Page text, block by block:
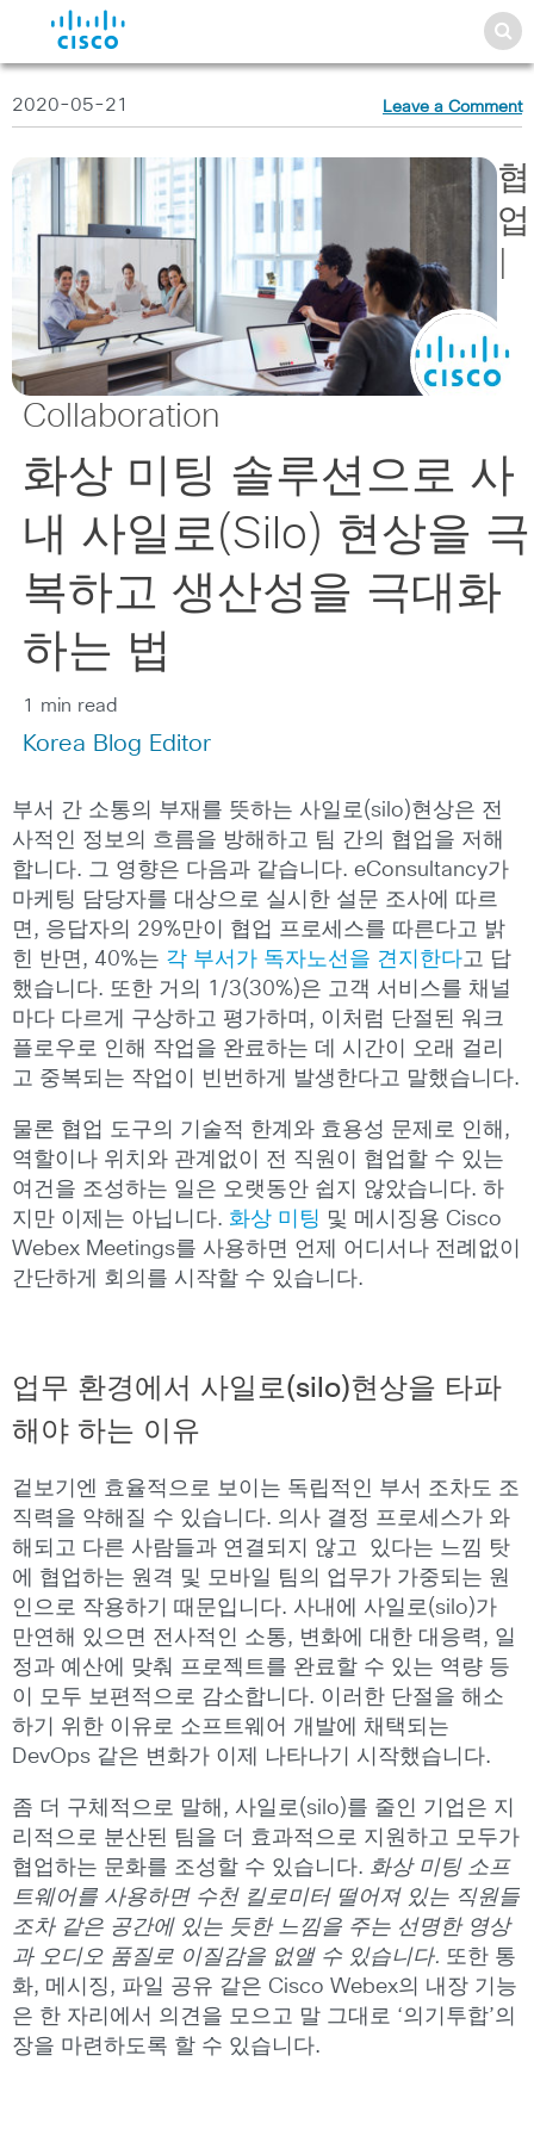
2020-05-21 Leave a Comment
협
업
Collaboration
화상 미팅 솔루션으로 사
내 사일로(Silo) 현상을 극
복하고 생산성을 극대화
하는 법
1 min read
Korea Blog Editor
부서 간 소통의 부재를 뜻하는 사일로(silo)현상은 전
사적인 정보의 흐름을 방해하고 팀 간의 협업을 저해
합니다. 그 영향은 다음과 같습니다. eConsultancy가
마케팅 담당자를 대상으로 실시한 설문 조사에 따르
면, 응답자의 29%만이 협업 프로세스를 따른다고 밝
힌 반면, 40%는 각 부서가 독자노선을 견지한다고 답
했습니다. 또한 거의 1/3(30%)은 고객 서비스를 채널
마다 다르게 구상하고 평가하며, 이처럼 단절된 워크
플로우로 인해 작업을 완료하는 데 시간이 오래 걸리
고 중복되는 작업이 빈번하게 발생한다고 말했습니다.
물론 협업 도구의 기술적 한계와 효용성 문제로 인해,
역할이나 위치와 관계없이 전 직원이 협업할 수 있는
여건을 조성하는 일은 오랫동안 쉽지 않았습니다. 하
지만 이제는 아닙니다. 화상 미팅 및 메시징용 Cisco
Webex Meetings를 사용하면 언제 어디서나 전례없이
간단하게 회의를 시작할 수 있습니다.
업무 환경에서 사일로(silo)현상을 타파
해야 하는 이유
겉보기엔 효율적으로 보이는 독립적인 부서 조차도 조
직력을 약해질 수 있습니다. 의사 결정 프로세스가 와
해되고 다른 사람들과 연결되지 않고 있다는 느낌 탓
에 협업하는 원격 및 모바일 팀의 업무가 가중되는 원
인으로 작용하기 때문입니다. 사내에 사일로(silo)가
만연해 있으면 전사적인 소통, 변화에 대한 대응력, 일
정과 예산에 맞춰 프로젝트를 완료할 수 있는 역량 등
이 모두 보편적으로 감소합니다. 이러한 단절을 해소
하기 위한 이유로 소프트웨어 개발에 채택되는
DevOps 같은 변화가 이제 나타나기 시작했습니다.
좀 더 구체적으로 말해, 사일로(silo)를 줄인 기업은 지
리적으로 분산된 팀을 더 효과적으로 지원하고 모두가
협업하는 문화를 조성할 수 있습니다. 화상 미팅 소프
트웨어를 사용하면 수천 킬로미터 떨어져 있는 직원들
조차 같은 공간에 있는 듯한 느낌을 주는 선명한 영상
과 오디오 품질로 이질감을 없앨 수 있습니다. 또한 통
화, 메시징, 파일 공유 같은 Cisco Webex의 내장 기능
은 한 자리에서 의견을 모으고 말 그대로 ‘의기투합’의
장을 마련하도록 할 수 있습니다.